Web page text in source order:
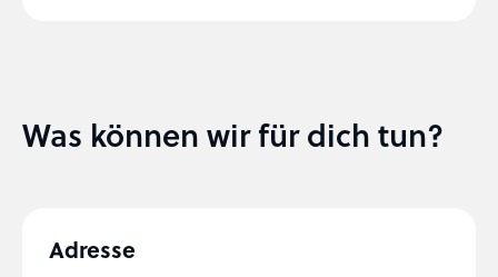
Was können wir für dich tun?
Adresse